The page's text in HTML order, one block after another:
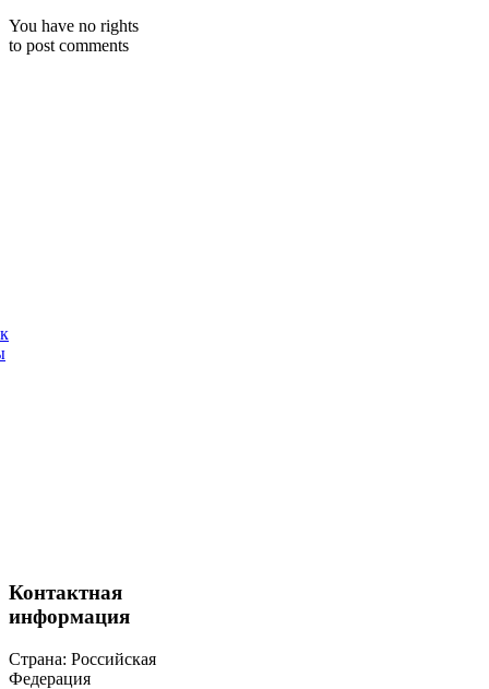
You have no rights
to post comments
Контактная
информация
Страна: Российская
Федерация